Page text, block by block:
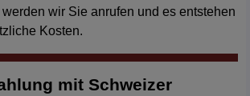
wir Sie anrufen und es entstehen
Kosten.
mit Schweizer